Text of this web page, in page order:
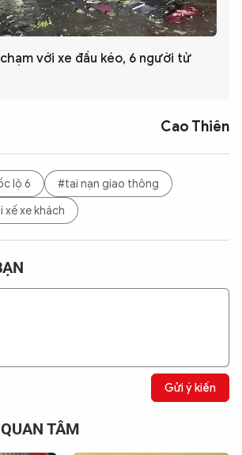
với xe đầu kéo, 6 người tử
Cao Thiên
lộ 6
#tai nạn giao thông
xế xe khách
Gửi ý kiến
TÂM